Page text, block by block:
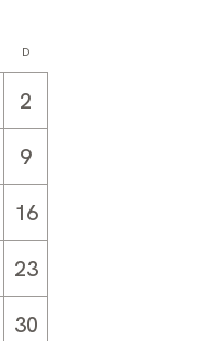
D
2
9
16
23
30